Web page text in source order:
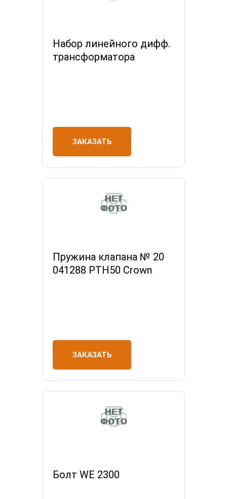
Набор линейного дифф.
трансформатора
ЗАКАЗАТЬ
Пружина клапана № 20
041288 РТН50 Crown
ЗАКАЗАТЬ
Болт WE 2300